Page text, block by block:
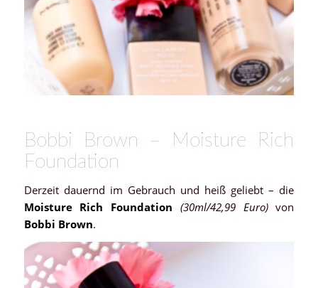
Bobbi Brown – Moisture Rich
Foundation
Derzeit dauernd im Gebrauch und heiß geliebt – die
Moisture Rich Foundation (30ml/42,99 Euro)von
Bobbi Brown.